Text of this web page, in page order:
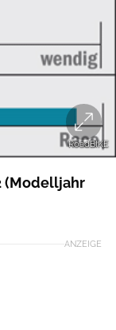
RoadBIKE
(Modelljahr
ANZEIGE